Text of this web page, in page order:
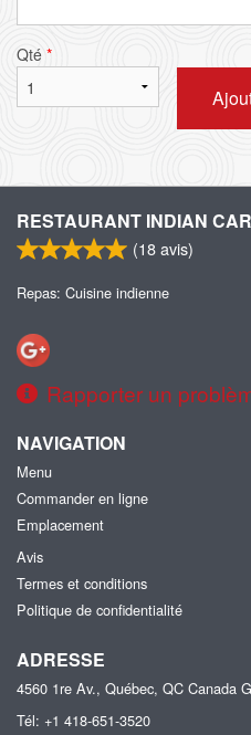
Qté *
RESTAURANT INDIAN
(18avis)
Repas: Cuisine indienne
Rapporter un
NAVIGATION
Menu
Commander en ligne
Emplacement
Avis
Termes et conditions
Politique de confidentialité
ADRESSE
4560 1re Av., Québec, QC Canada
Tél: +1 418-651-3520